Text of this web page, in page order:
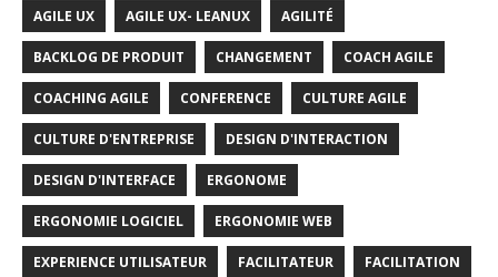
AGILE UX AGILE UX- LEANUX AGILITÉ
BACKLOG DE PRODUIT CHANGEMENT COACH AGILE
COACHING AGILE CONFERENCE CULTURE AGILE
CULTURE D'ENTREPRISE DESIGN D'INTERACTION
DESIGN D'INTERFACE ERGONOME
ERGONOMIE LOGICIEL ERGONOMIE WEB
EXPERIENCE UTILISATEUR FACILITATEUR FACILITATION